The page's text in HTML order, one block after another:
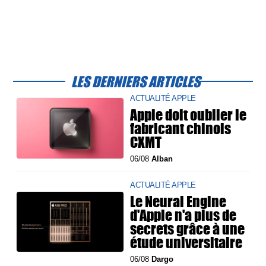
LES DERNIERS ARTICLES
ACTUALITÉ APPLE
Apple doit oublier le
fabricant chinois
CXMT
06/08Alban
ACTUALITÉ APPLE
Le Neural Engine
d'Apple n'a plus de
secrets grâce à une
étude universitaire
06/08Dargo